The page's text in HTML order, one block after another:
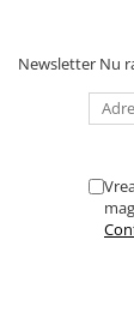
Directivele
referitor
EC a
14971:
2012. Si
Newsletter Nu